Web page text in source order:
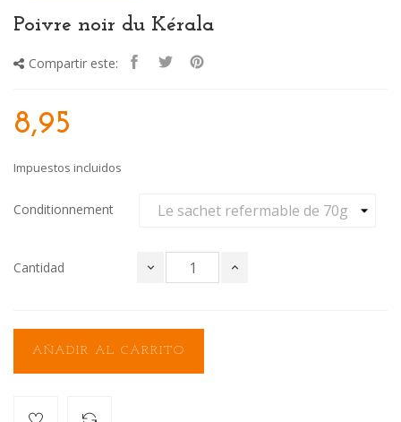
Poivre noir du Kérala
Compartir este:
8,95
Impuestos incluidos
Conditionnement
Cantidad
AÑADIR AL CARRITO